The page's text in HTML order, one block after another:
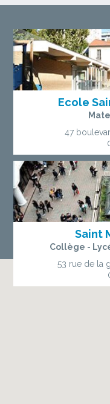
Ecole
47
Saint
Collège -
53 rue de la